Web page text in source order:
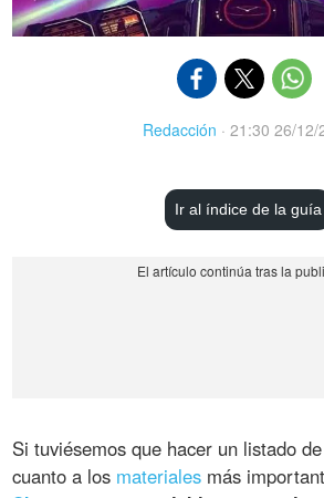
Redacción · 21:30 26/12/
Ir al índice de la guía
Si tuviésemos que hacer un listado
cuanto a los materiales más